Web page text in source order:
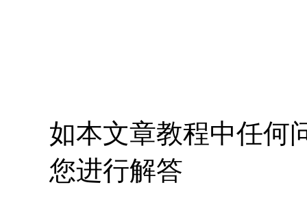
如本文章教程中任何
您进行解答